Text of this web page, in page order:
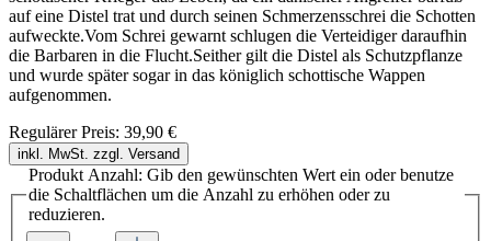
auf eine Distel trat und durch seinen Schmerzensschrei die Schotten
aufweckte.Vom Schrei gewarnt schlugen die Verteidiger daraufhin
die Barbaren in die Flucht.Seither gilt die Distel als Schutzpflanze
und wurde später sogar in das königlich schottische Wappen
aufgenommen.
Regulärer Preis: 39,90 €
inkl. MwSt. zzgl. Versand
Produkt Anzahl: Gib den gewünschten Wert ein oder benutze
die Schaltflächen um die Anzahl zu erhöhen oder zu
reduzieren.